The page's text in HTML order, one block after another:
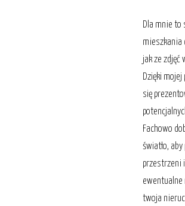
Dla mnie to
mieszkania
jak ze zdjęć
Dzięki
się
Fachowo
światło,
przestrzeni
ewentualne
twoja